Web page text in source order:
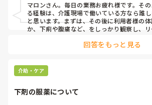
マロンさん。毎日の業務お疲れ様です。そ
る経験は、介護現場で働いている方なら誰
と思います。まずは、その後に利用者様の
か、下痢や腹痛など、をしっかり観察し、
めすぎず、今回のことをこれからのダブルチ
回答をもっと見る
介助・ケア
下剤の服薬について